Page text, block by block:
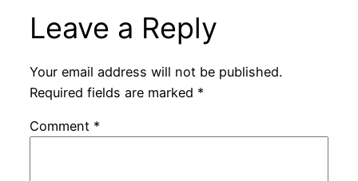
Leave a Reply
Your email address will not be published.
Required fields are marked *
Comment *